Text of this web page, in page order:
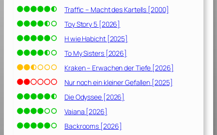
Traffic – Macht des Kartells [2000]
Toy Story 5 [2026]
H wie Habicht [2025]
To My Sisters [2026]
Kraken – Erwachen der Tiefe [2026]
Nur noch ein kleiner Gefallen [2025]
Die Odyssee [2026]
Vaiana [2026]
Backrooms [2026]